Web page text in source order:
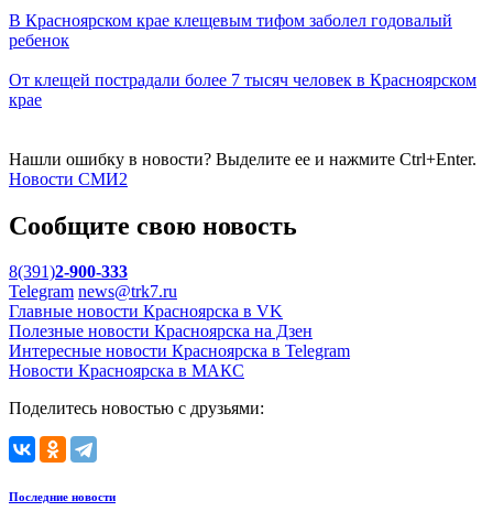
В Красноярском крае клещевым тифом заболел годовалый
ребенок
От клещей пострадали более 7 тысяч человек в Красноярском
крае
Нашли ошибку в новости? Выделите ее и нажмите Ctrl+Enter.
Новости СМИ2
Сообщите свою новость
8(391)2-900-333
Telegram news@trk7.ru
Главные новости Красноярска в VK
Полезные новости Красноярска на Дзен
Интересные новости Красноярска в Telegram
Новости Красноярска в МАКС
Поделитесь новостью с друзьями:
Последние новости